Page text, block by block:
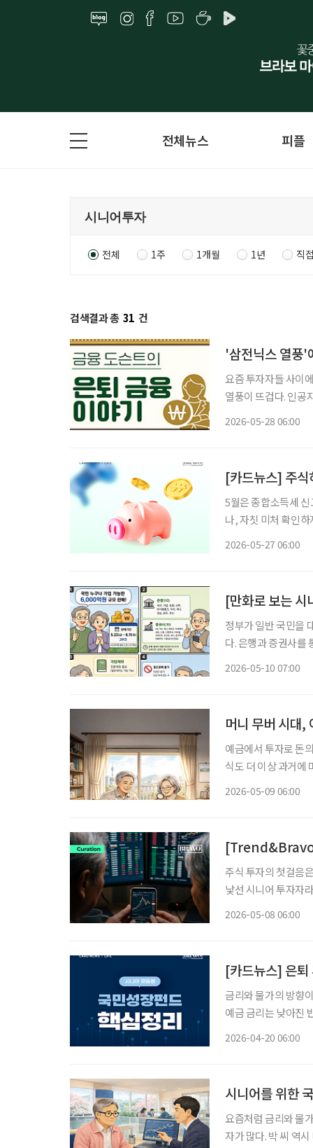
전체뉴스 피플
전체 1주 1개월 1년 직
검색결과 총 31 건
'삼전닉스 열풍'
요즘 투자자들 사이
열풍이 뜨겁다. 인공
2026-05-28 06:00
[카드뉴스] 주
5월은 종합소득세
나, 자칫 미처 확인
2026-05-27 06:00
[만화로 보는 시
정부가 일반 국민을
다. 은행과 증권사를
2026-05-10 07:00
머니 무버 시대,
예금에서 투자로 돈의 흐름이 바뀌고 있다.
식도 더 이상 과거에
2026-05-09 06:00
[Trend&Bravo]
주식 투자의 첫걸음
낯선 시니어 투자자
2026-05-08 06:00
[카드뉴스] 은
금리와 물가의 방향
예금 금리는 낮아진
2026-04-20 06:00
시니어를 위한
요즘처럼 금리와 물
자가 많다. 박 씨 역